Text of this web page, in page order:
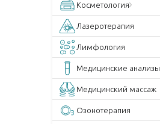
Косметология
Лазеротерапия
Лимфология
Медицинские анализы
Медицинский массаж
Озонотерапия